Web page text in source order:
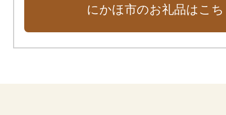
にかほ市のお礼品はこ